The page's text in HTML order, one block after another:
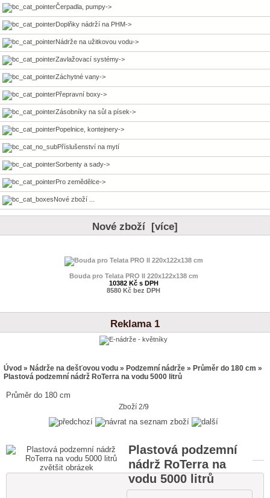
Čerpadla, pumpy->
Doplňky nádrží na PHM->
Nádrže na užitkovou vodu->
Zavlažovací systémy->
Záchytné vany->
Přepravní boxy->
Zásobníky na sůl a písek->
Popelnice, kontejnery->
Příslušenství na mytí
Sorbenty a sady->
Pro zemědělce->
Nové zboží ...
Nové zboží [více]
Bouda pro Telata PRO II 220x122x138 cm
10382 Kč s DPH
8580 Kč bez DPH
Reklama 1
Úvod » Nádrže na dešťovou vodu » Podzemní nádrže » Průměr do 180 cm »
Plastová podzemní nádrž RoTerra na vodu 5000 litrů
Průměr do 180 cm
Zboží 2/9
zvětšit obrázek
Plastová podzemní
nádrž RoTerra na
vodu 5000 litrů